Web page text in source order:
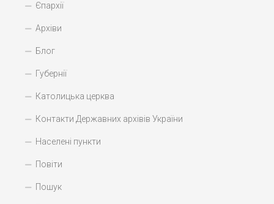
Єпархії
Архіви
Блог
Губернії
Католицька церква
Контакти Державних архівів України
Населені пункти
Повіти
Пошук